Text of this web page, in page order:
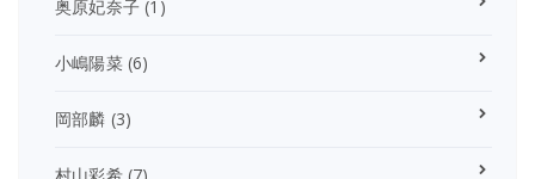
奥原妃奈子 (1)
小嶋陽菜(6)
岡部麟 (3)